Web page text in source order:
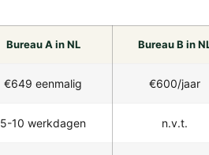
Bureau A in NL Bureau B in
€649 eenmalig €600/jaar
5-10 werkdagen n.v.t.